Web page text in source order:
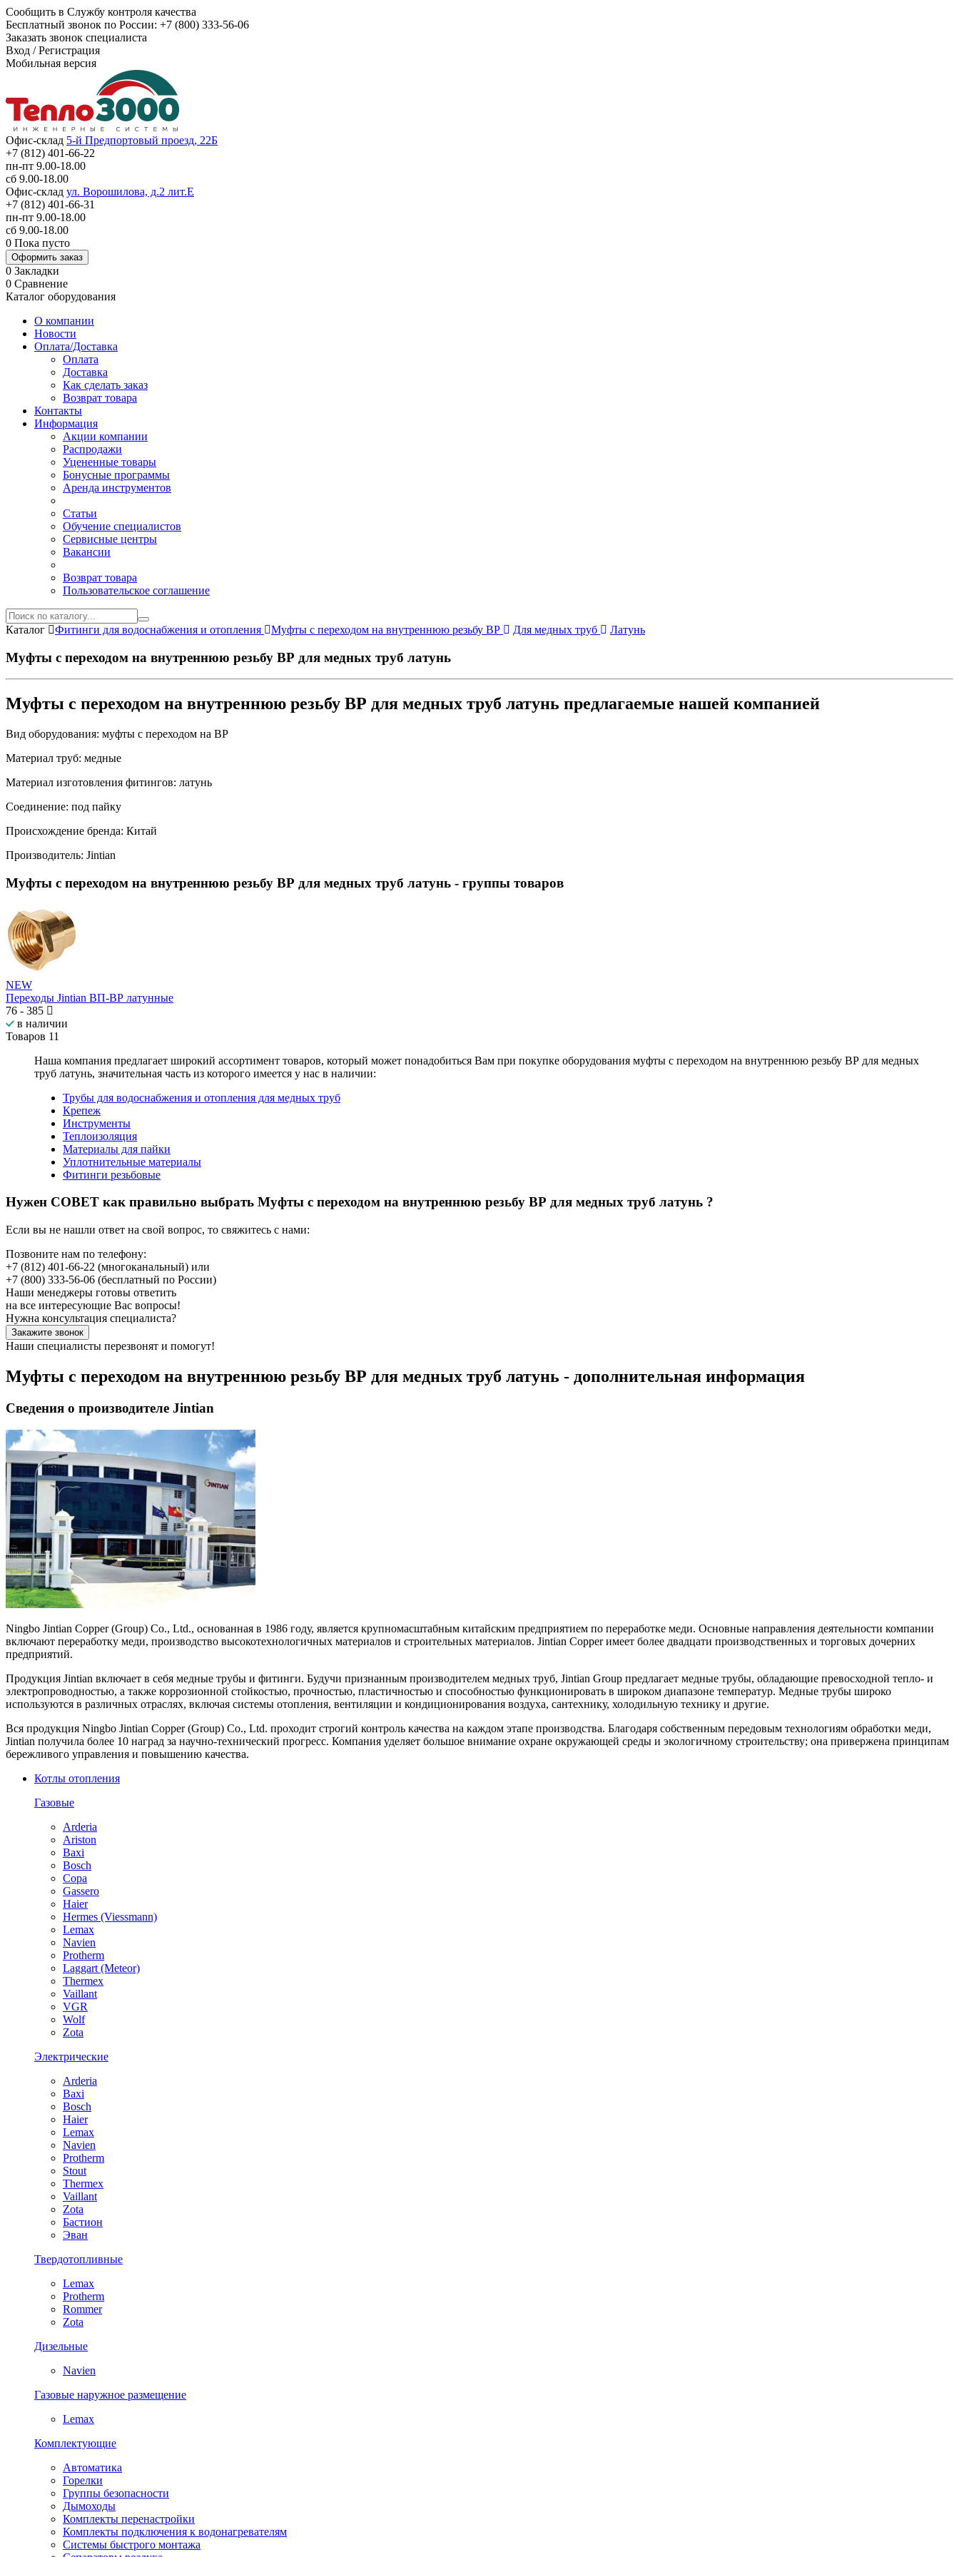
Сообщить в Службу контроля качества
Бесплатный звонок по России: +7 (800) 333-56-06
Заказать звонок специалиста
Вход /Регистрация
Мобильная версия
Офис-склад 5-й Предпортовый проезд, 22Б
+7 (812) 401-66-22
пн-пт 9.00-18.00
сб 9.00-18.00
Офис-склад ул. Ворошилова, д.2 лит.Е
+7 (812) 401-66-31
пн-пт 9.00-18.00
сб 9.00-18.00
0 Пока пусто
Оформить заказ
0 Закладки
0 Сравнение
Каталог оборудования
О компании
Новости
Оплата/Доставка
Оплата
Доставка
Как сделать заказ
Возврат товара
Контакты
Информация
Акции компании
Распродажи
Уцененные товары
Бонусные программы
Аренда инструментов
Статьи
Обучение специалистов
Сервисные центры
Вакансии
Возврат товара
Пользовательское соглашение
Каталог Фитинги для водоснабжения и отопления Муфты с переходом на внутреннюю резьбу ВР Для медных труб Латунь
Муфты с переходом на внутреннюю резьбу ВР для медных труб латунь
Муфты с переходом на внутреннюю резьбу ВР для медных труб латунь предлагаемые нашей компанией
Вид оборудования: муфты с переходом на ВР
Материал труб: медные
Материал изготовления фитингов: латунь
Соединение: под пайку
Происхождение бренда: Китай
Производитель: Jintian
Муфты с переходом на внутреннюю резьбу ВР для медных труб латунь - группы товаров
NEW
Переходы Jintian ВП-ВР латунные
76 - 385
в наличии
Товаров 11
Наша компания предлагает широкий ассортимент товаров, который может понадобиться Вам при покупке оборудования муфты с переходом на внутреннюю резьбу ВР для медных
труб латунь, значительная часть из которого имеется у нас в наличии:
Трубы для водоснабжения и отопления для медных труб
Крепеж
Инструменты
Теплоизоляция
Материалы для пайки
Уплотнительные материалы
Фитинги резьбовые
Нужен СОВЕТ как правильно выбрать Муфты с переходом на внутреннюю резьбу ВР для медных труб латунь ?
Если вы не нашли ответ на свой вопрос, то свяжитесь с нами:
Позвоните нам по телефону:
+7 (812) 401-66-22 (многоканальный) или
+7 (800) 333-56-06 (бесплатный по России)
Наши менеджеры готовы ответить
на все интересующие Вас вопросы!
Нужна консультация специалиста?
Закажите звонок
Наши специалисты перезвонят и помогут!
Муфты с переходом на внутреннюю резьбу ВР для медных труб латунь - дополнительная информация
Сведения о производителе Jintian
Ningbo Jintian Copper (Group) Co., Ltd., основанная в 1986 году, является крупномасштабным китайским предприятием по переработке меди. Основные направления деятельности компании
включают переработку меди, производство высокотехнологичных материалов и строительных материалов. Jintian Copper имеет более двадцати производственных и торговых дочерних
предприятий.
Продукция Jintian включает в себя медные трубы и фитинги. Будучи признанным производителем медных труб, Jintian Group предлагает медные трубы, обладающие превосходной тепло- и
электропроводностью, а также коррозионной стойкостью, прочностью, пластичностью и способностью функционировать в широком диапазоне температур. Медные трубы широко
используются в различных отраслях, включая системы отопления, вентиляции и кондиционирования воздуха, сантехнику, холодильную технику и другие.
Вся продукция Ningbo Jintian Copper (Group) Co., Ltd. проходит строгий контроль качества на каждом этапе производства. Благодаря собственным передовым технологиям обработки меди,
Jintian получила более 10 наград за научно-технический прогресс. Компания уделяет большое внимание охране окружающей среды и экологичному строительству; она привержена принципам
бережливого управления и повышению качества.
Котлы отопления
Газовые
Arderia
Ariston
Baxi
Bosch
Copa
Gassero
Haier
Hermes (Viessmann)
Lemax
Navien
Protherm
Laggart (Meteor)
Thermex
Vaillant
VGR
Wolf
Zota
Электрические
Arderia
Baxi
Bosch
Haier
Lemax
Navien
Protherm
Stout
Thermex
Vaillant
Zota
Бастион
Эван
Твердотопливные
Lemax
Protherm
Rommer
Zota
Дизельные
Navien
Газовые наружное размещение
Lemax
Комплектующие
Автоматика
Горелки
Группы безопасности
Дымоходы
Комплекты перенастройки
Комплекты подключения к водонагревателям
Системы быстрого монтажа